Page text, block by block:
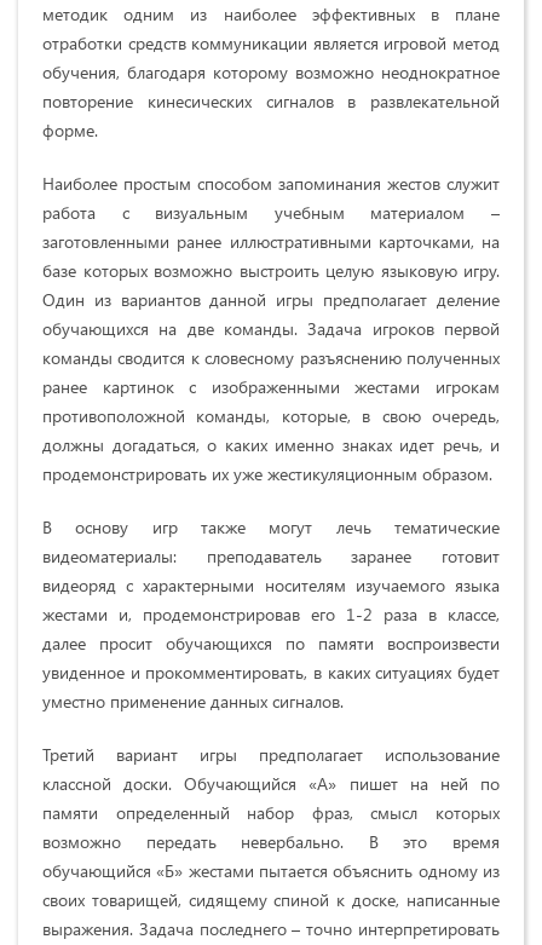
методик одним из наиболее эффективных в плане
отработки средств коммуникации является игровой метод
обучения, благодаря которому возможно неоднократное
повторение кинесических сигналов в развлекательной
форме.
Наиболее простым способом запоминания жестов служит
работа с визуальным учебным материалом –
заготовленными ранее иллюстративными карточками, на
базе которых возможно выстроить целую языковую игру.
Один из вариантов данной игры предполагает деление
обучающихся на две команды. Задача игроков первой
команды сводится к словесному разъяснению полученных
ранее картинок с изображенными жестами игрокам
противоположной команды, которые, в свою очередь,
должны догадаться, о каких именно знаках идет речь, и
продемонстрировать их уже жестикуляционным образом.
В основу игр также могут лечь тематические
видеоматериалы: преподаватель заранее готовит
видеоряд с характерными носителям изучаемого языка
жестами и, продемонстрировав его 1-2 раза в классе,
далее просит обучающихся по памяти воспроизвести
увиденное и прокомментировать, в каких ситуациях будет
уместно применение данных сигналов.
Третий вариант игры предполагает использование
классной доски. Обучающийся «А» пишет на ней по
памяти определенный набор фраз, смысл которых
возможно передать невербально. В это время
обучающийся «Б» жестами пытается объяснить одному из
своих товарищей, сидящему спиной к доске, написанные
выражения. Задача последнего – точно интерпретировать